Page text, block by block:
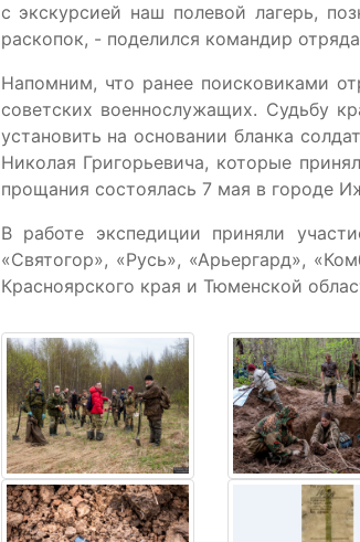
с экскурсией наш полевой лагерь,
раскопок, - поделился командир
Напомним, что ранее поисковиками
советских военнослужащих. Судьбу
установить на основании бланка
Николая Григорьевича, которые
прощания состоялась 7 мая в городе
В работе экспедиции приняли
«Святогор», «Русь», «Арьергард»,
Красноярского края и Тюменской